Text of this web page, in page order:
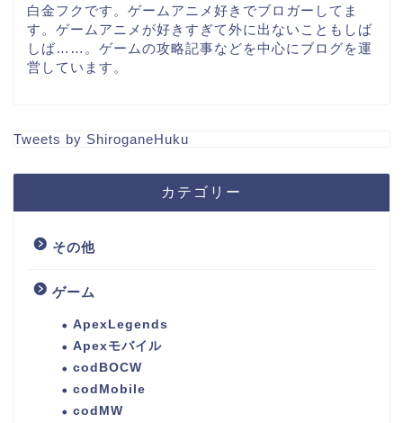
白金フクです。ゲームアニメ好きでブロガーしてま
す。ゲームアニメが好きすぎて外に出ないこともしば
しば……。ゲームの攻略記事などを中心にブログを運
営しています。
Tweets by ShiroganeHuku
カテゴリー
その他
ゲーム
ApexLegends
Apexモバイル
codBOCW
codMobile
codMW